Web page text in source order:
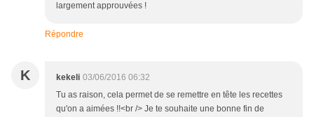
largement approuvées !
Répondre
K kekeli 03/06/2016 06:32
Tu as raison, cela permet de se remettre en tête les recettes
qu'on a aimées !!<br /> Je te souhaite une bonne fin de